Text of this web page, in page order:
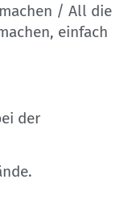
/ All die
einfach
der